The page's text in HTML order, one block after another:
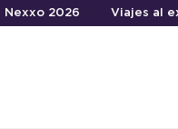
Nexxo 2026 Viajes al